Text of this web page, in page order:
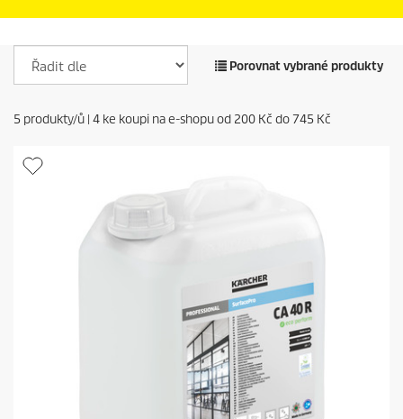
Porovnat vybrané produkty
5 produkty/ů | 4 ke koupi na e-shopu od 200 Kč do745 Kč